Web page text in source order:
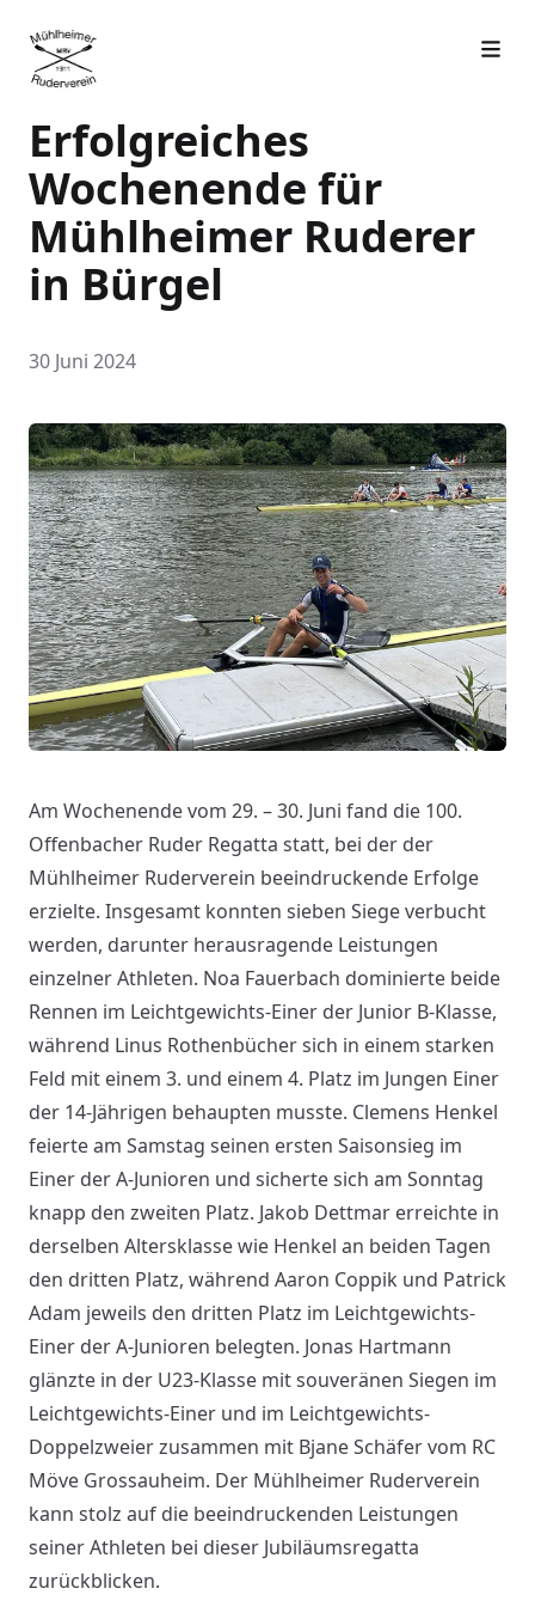
Erfolgreiches
Wochenende für
Mühlheimer Ruderer
in Bürgel
30 Juni 2024
Am Wochenende vom 29. – 30. Juni fand die 100.
Offenbacher Ruder Regatta statt, bei der der
Mühlheimer Ruderverein beeindruckende Erfolge
erzielte. Insgesamt konnten sieben Siege verbucht
werden, darunter herausragende Leistungen
einzelner Athleten. Noa Fauerbach dominierte beide
Rennen im Leichtgewichts-Einer der Junior B-Klasse,
während Linus Rothenbücher sich in einem starken
Feld mit einem 3. und einem 4. Platz im Jungen Einer
der 14-Jährigen behaupten musste. Clemens Henkel
feierte am Samstag seinen ersten Saisonsieg im
Einer der A-Junioren und sicherte sich am Sonntag
knapp den zweiten Platz. Jakob Dettmar erreichte in
derselben Altersklasse wie Henkel an beiden Tagen
den dritten Platz, während Aaron Coppik und Patrick
Adam jeweils den dritten Platz im Leichtgewichts-
Einer der A-Junioren belegten. Jonas Hartmann
glänzte in der U23-Klasse mit souveränen Siegen im
Leichtgewichts-Einer und im Leichtgewichts-
Doppelzweier zusammen mit Bjane Schäfer vom RC
Möve Grossauheim. Der Mühlheimer Ruderverein
kann stolz auf die beeindruckenden Leistungen
seiner Athleten bei dieser Jubiläumsregatta
zurückblicken.